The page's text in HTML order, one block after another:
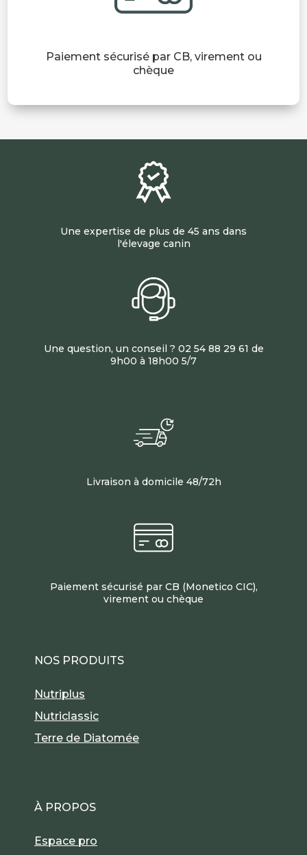
Paiement sécurisé par CB, virement ou
chèque
Une expertise de plus de 45 ans dans
l'élevage canin
Une question, un conseil ? 02 54 88 29 61 de
9h00 à 18h00 5/7
Livraison à domicile 48/72h
Paiement sécurisé par CB (Monetico CIC),
virement ou chèque
NOS PRODUITS
Nutriplus
Nutriclassic
Terre de Diatomée
À PROPOS
Espace pro